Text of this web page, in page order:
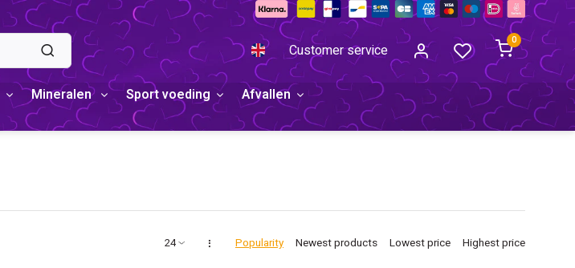
Customer service
0
Mineralen Sport voeding
Afvallen
Popularity Newest products Lowest price Highest price